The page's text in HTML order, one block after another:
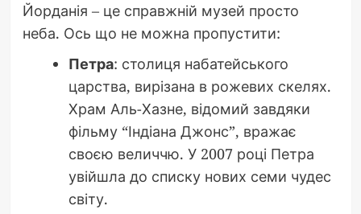
Йорданія – це справжній музей просто
неба. Ось що не можна пропустити:
Петра: столиця набатейського
царства, вирізана в рожевих скелях.
Храм Аль-Хазне, відомий завдяки
фільму “Індіана Джонс”, вражає
своєю величчю. У 2007 році Петра
увійшла до списку нових семи чудес
світу.